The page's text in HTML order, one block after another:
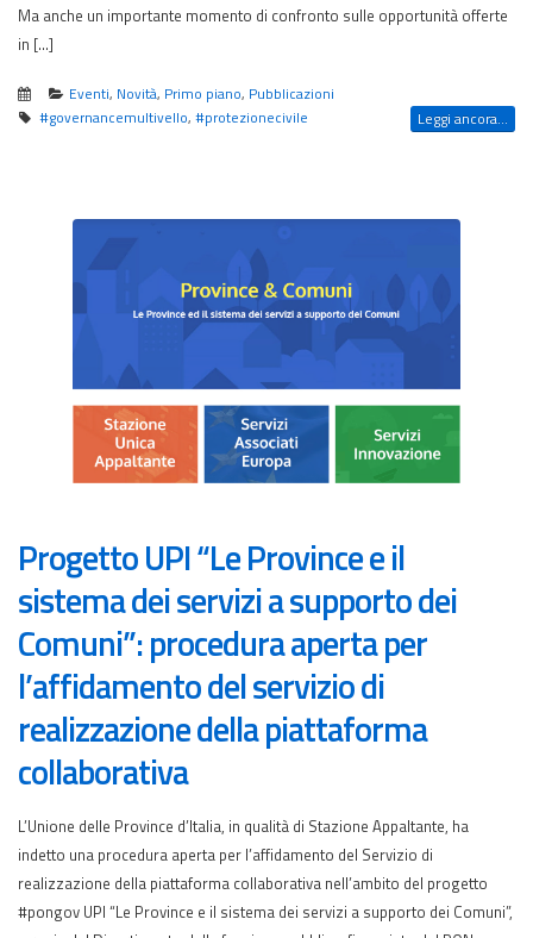
Ma anche un importante momento di confronto sulle opportunità offerte
in […]
Eventi, Novità, Primo piano, Pubblicazioni
#governancemultivello, #protezionecivile Leggi ancora...
Progetto UPI “Le Province e il
sistema dei servizi a supporto dei
Comuni”: procedura aperta per
l’affidamento del servizio di
realizzazione della piattaforma
collaborativa
L’Unione delle Province d’Italia, in qualità di Stazione Appaltante, ha
indetto una procedura aperta per l’affidamento del Servizio di
realizzazione della piattaforma collaborativa nell’ambito del progetto
#pongov UPI “Le Province e il sistema dei servizi a supporto dei Comuni”,